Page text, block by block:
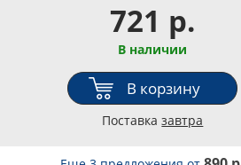
721 р.
В наличии
В корзину
Поставказавтра